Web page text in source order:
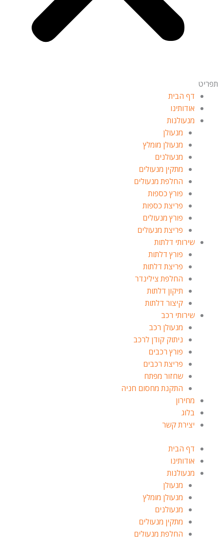
תפריט
דף הבית
אודותינו
מנעולנות
מנעולן
מנעולן מומלץ
מנעולנים
מתקין מנעולים
החלפת מנעולים
פורץ כספות
פריצת כספות
פורץ מנעולים
פריצת מנעולים
שירותי דלתות
פורץ דלתות
פריצת דלתות
החלפת צילינדר
תיקון דלתות
קיצור דלתות
שירותי רכב
מנעולן רכב
ניתוק קודן לרכב
פורץ רכבים
פריצת רכבים
שחזור מפתח
התקנת מחסום חניה
מחירון
בלוג
יצירת קשר
דף הבית
אודותינו
מנעולנות
מנעולן
מנעולן מומלץ
מנעולנים
מתקין מנעולים
החלפת מנעולים